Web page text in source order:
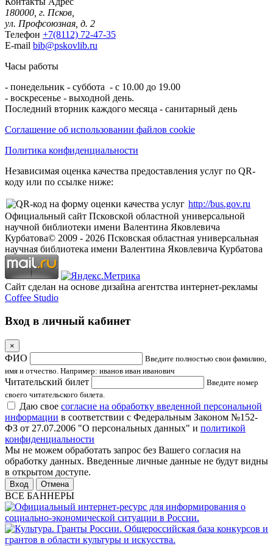
180000, г. Псков,
ул. Профсоюзная, д. 2
Телефон +7(8112) 72-47-35
E-mail bib@pskovlib.ru
Часы работы
- понедельник - суббота - с 10.00 до 19.00
- воскресенье - выходной день.
Последний вторник каждого месяца - санитарный день
Соглашение об использовании файлов cookie
Политика конфиденциальности
Независимая оценка качества предоставления услуг по QR-
коду или по ссылке ниже:
http://bus.gov.ru
Официальный сайт Псковской областной универсальной
научной библиотеки имени Валентина Яковлевича
Курбатова© 2009 - 2026 Псковская областная универсальная
научная библиотека имени Валентина Яковлевича Курбатова
Сайт сделан на основе дизайна агентства интернет-рекламы
Coffee Studio
Вход в личный кабинет
×
ФИО
Введите полностью свои фамилию,
имя и отчество. Например: иванов иван иванович
Читательский билет
Введите номер
своего читательского билета.
Даю свое согласие на обработку введенной персональной
информации в соответствии с Федеральным Законом №152-
ФЗ от 27.07.2006 "О персональных данных" и политикой
конфиденциальности
Мы не можем обработать запрос без Вашего согласия на
обработку данных. Введенные личные данные не будут видны
в открытом доступе.
Отмена
ВСЕ БАННЕРЫ